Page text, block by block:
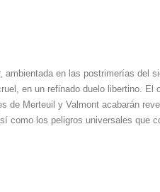
ambientada en las postrimerías del
en un refinado duelo libertino.
de Merteuil y Valmont acabarán
como los peligros universales que